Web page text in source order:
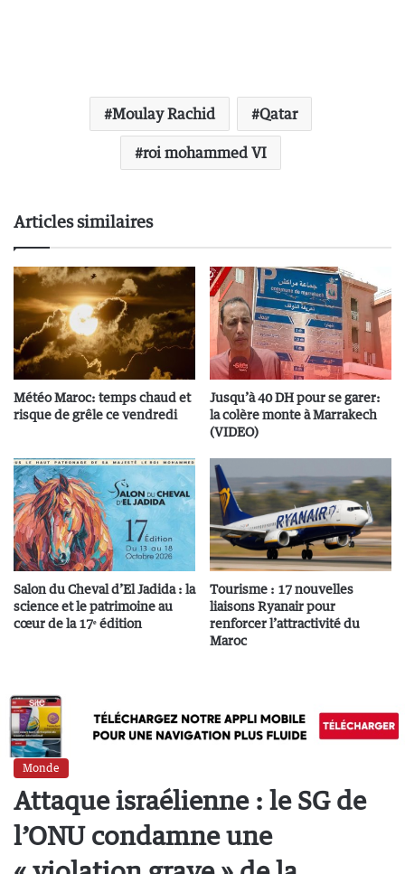
Moulay Rachid Qatar
roi mohammed VI
Articles similaires
Météo Maroc: temps chaud et
risque de grêle ce vendredi
Jusqu’à 40 DH pour se garer:
la colère monte à Marrakech
(VIDEO)
Salon du Cheval d’El Jadida : la
science et le patrimoine au
cœur de la 17ᵉ édition
Tourisme : 17 nouvelles
liaisons Ryanair pour
renforcer l’attractivité du
Maroc